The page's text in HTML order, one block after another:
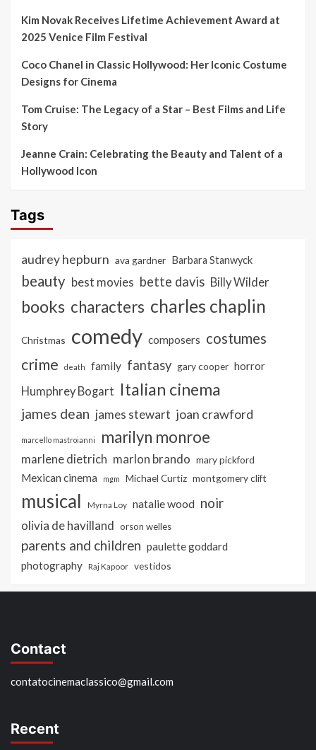
Kim Novak Receives Lifetime Achievement Award at
2025 Venice Film Festival
Coco Chanel in Classic Hollywood: Her Iconic Costume
Designs for Cinema
Tom Cruise: The Legacy of a Star – Best Films and Life
Story
Jeanne Crain: Celebrating the Beauty and Talent of a
Hollywood Icon
Tags
audrey hepburn ava gardner Barbara Stanwyck
beauty best movies bette davis Billy Wilder
books characters charles chaplin
Christmas comedy composers costumes
crime death family fantasy gary cooper horror
Humphrey Bogart Italian cinema
james dean james stewart joan crawford
marcello mastroianni marilyn monroe
marlene dietrich marlon brando mary pickford
Mexican cinema mgm Michael Curtiz montgomery clift
musical Myrna Loy natalie wood noir
olivia de havilland orson welles
parents and children paulette goddard
photography Raj Kapoor vestidos
Contact
contatocinemaclassico@gmail.com
Recent